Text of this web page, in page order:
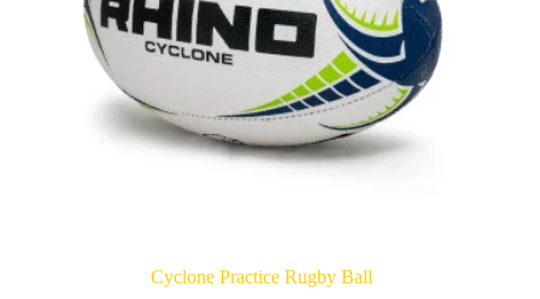
Cyclone Practice Rugby Ball